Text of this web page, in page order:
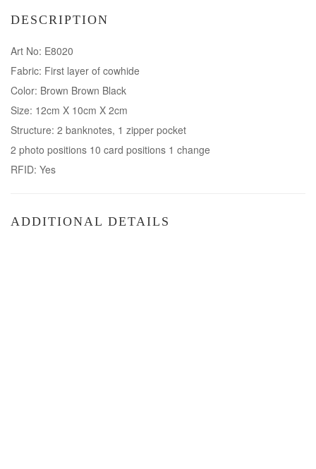
DESCRIPTION
Art No: E8020
Fabric: First layer of cowhide
Color: Brown Brown Black
Size: 12cm X 10cm X 2cm
Structure: 2 banknotes, 1 zipper pocket
2 photo positions 10 card positions 1 change
RFID: Yes
ADDITIONAL DETAILS